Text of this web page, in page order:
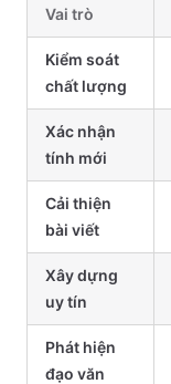
Vai trò
Kiểm soát
chất lượng
Xác nhận
tính mới
Cải thiện
bài viết
Xây dựng
uy tín
Phát hiện
đạo văn